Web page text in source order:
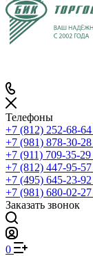
Телефоны
+7 (812) 252-68-64
+7 (981) 878-30-28
+7 (911) 709-35-29
+7 (812) 447-95-57
+7 (495) 645-23-92
+7 (981) 680-02-27
Заказать звонок
0